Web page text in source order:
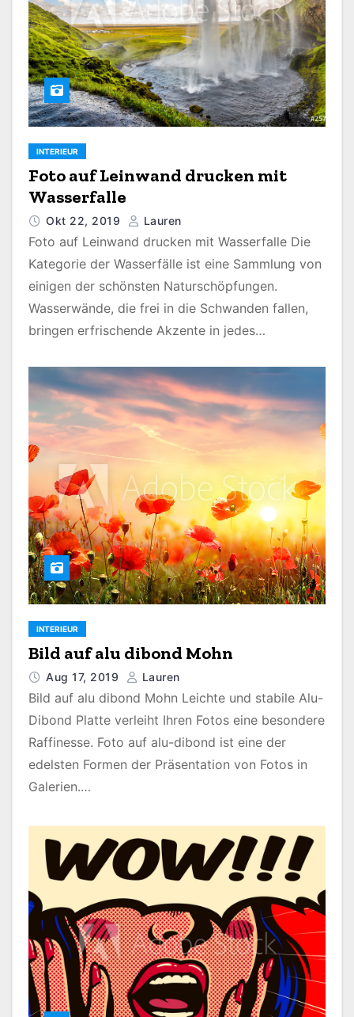
INTERIEUR
Foto auf Leinwand drucken mit
Wasserfalle
Okt 22, 2019 Lauren
Foto auf Leinwand drucken mit Wasserfalle Die
Kategorie der Wasserfälle ist eine Sammlung von
einigen der schönsten Naturschöpfungen.
Wasserwände, die frei in die Schwanden fallen,
bringen erfrischende Akzente in jedes…
INTERIEUR
Bild auf alu dibond Mohn
Aug 17, 2019 Lauren
Bild auf alu dibond Mohn Leichte und stabile Alu-
Dibond Platte verleiht Ihren Fotos eine besondere
Raffinesse. Foto auf alu-dibond ist eine der
edelsten Formen der Präsentation von Fotos in
Galerien.…